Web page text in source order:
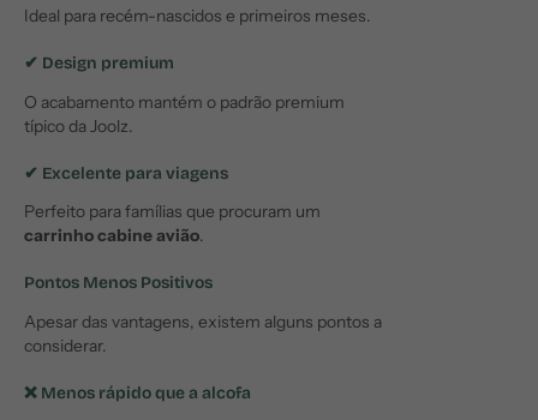
Ideal para recém-nascidos e primeiros meses.
✔ Design premium
O acabamento mantém o padrão premium
típico da Joolz.
✔ Excelente para viagens
Perfeito para famílias que procuram um
carrinho cabine avião.
Pontos Menos Positivos
Apesar das vantagens, existem alguns pontos a
considerar.
❌ Menos rápido que a alcofa